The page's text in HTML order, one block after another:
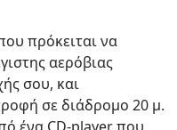
πρόκειται να
αερόβιας
σου, και
σε διάδρομο 20 μ.